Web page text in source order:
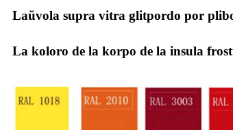
Laŭvola supra vitra glitpordo por
La koloro de la korpo de la insula